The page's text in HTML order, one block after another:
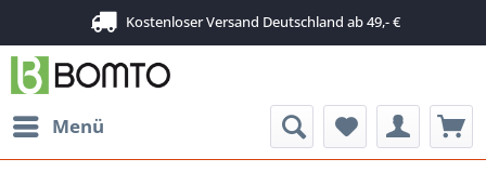
Kostenloser Versand Deutschland ab 49,- €
Menü